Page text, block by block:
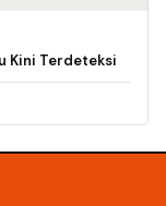
Kini Terdeteksi